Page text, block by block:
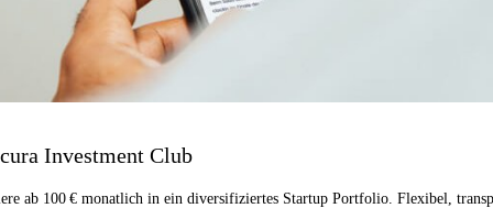
Investment Club
ab 100 € monatlich in ein diversifiziertes Startup Portfolio. Flexibel,